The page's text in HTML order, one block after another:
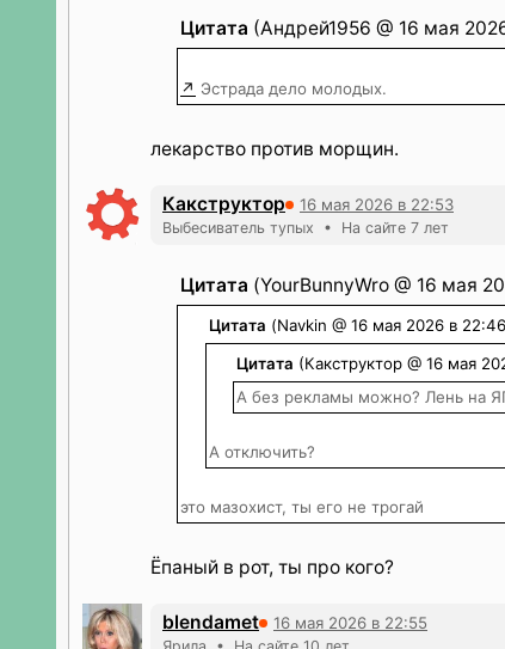
Цитата (Андрей1956 @ 16 мая
↗ Эстрада дело молодых.
лекарство против морщин.
Какструктор 16 мая 2026 в 22:53
Выбесиватель тупых • На сайте 7 лет
Цитата (YourBunnyWro @ 16 мая
Цитата (Navkin @ 16 мая 2026 в
Цитата (Какструктор @ 16 мая
А без рекламы можно? Лень на
А отключить?
это мазохист, ты его не трогай
Ёпаный в рот, ты про кого?
blendamet 16 мая 2026 в 22:55